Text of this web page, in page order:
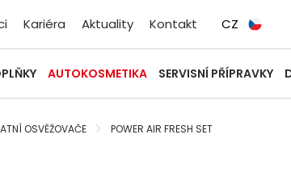
Kariéra Aktuality Kontakt CZ
AUTOKOSMETIKA SERVISNÍ PŘÍPRAVKY
OSVĚŽOVAČE POWER AIR FRESH SET